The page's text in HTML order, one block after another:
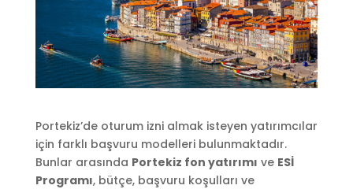
Portekiz’de oturum izni almak isteyen yatırımcılar
için farklı başvuru modelleri bulunmaktadır.
Bunlar arasında Portekiz fon yatırımı ve ESİ
Programı, bütçe, başvuru koşulları ve